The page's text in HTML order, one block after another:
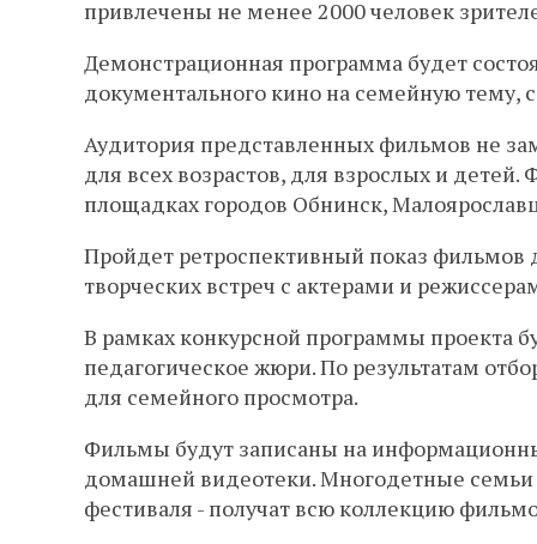
привлечены не менее 2000 человек
Демонстрационная программа будет
документального кино на семейную тему,
Аудитория представленных фильмов не
для всех возрастов, для взрослых и
площадках городов Обнинск,
Пройдет ретроспективный показ фильмов
творческих встреч с актерами и
В рамках конкурсной программы проекта
педагогическое жюри. По результатам
для семейного просмотра.
Фильмы будут записаны на
домашней видеотеки. Многодетные семьи
фестиваля - получат всю коллекцию